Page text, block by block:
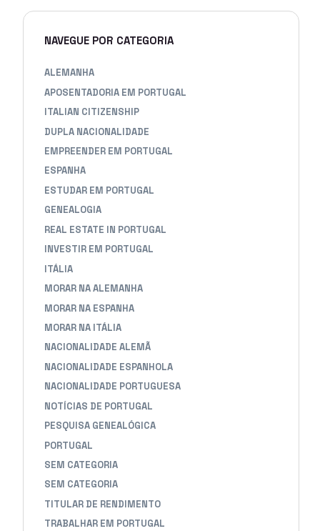
NAVEGUE POR CATEGORIA
ALEMANHA
APOSENTADORIA EM PORTUGAL
ITALIAN CITIZENSHIP
DUPLA NACIONALIDADE
EMPREENDER EM PORTUGAL
ESPANHA
ESTUDAR EM PORTUGAL
GENEALOGIA
REAL ESTATE IN PORTUGAL
INVESTIR EM PORTUGAL
ITÁLIA
MORAR NA ALEMANHA
MORAR NA ESPANHA
MORAR NA ITÁLIA
NACIONALIDADE ALEMÃ
NACIONALIDADE ESPANHOLA
NACIONALIDADE PORTUGUESA
NOTÍCIAS DE PORTUGAL
PESQUISA GENEALÓGICA
PORTUGAL
SEM CATEGORIA
SEM CATEGORIA
TITULAR DE RENDIMENTO
TRABALHAR EM PORTUGAL